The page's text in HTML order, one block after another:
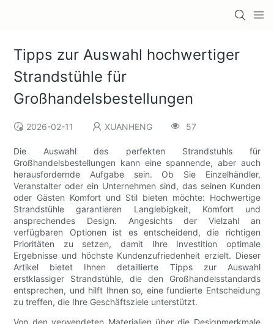
Tipps zur Auswahl hochwertiger
Strandstühle für
Großhandelsbestellungen
2026-02-11 XUANHENG 57
Die Auswahl des perfekten Strandstuhls für
Großhandelsbestellungen kann eine spannende, aber auch
herausfordernde Aufgabe sein. Ob Sie Einzelhändler,
Veranstalter oder ein Unternehmen sind, das seinen Kunden
oder Gästen Komfort und Stil bieten möchte: Hochwertige
Strandstühle garantieren Langlebigkeit, Komfort und
ansprechendes Design. Angesichts der Vielzahl an
verfügbaren Optionen ist es entscheidend, die richtigen
Prioritäten zu setzen, damit Ihre Investition optimale
Ergebnisse und höchste Kundenzufriedenheit erzielt. Dieser
Artikel bietet Ihnen detaillierte Tipps zur Auswahl
erstklassiger Strandstühle, die den Großhandelsstandards
entsprechen, und hilft Ihnen so, eine fundierte Entscheidung
zu treffen, die Ihre Geschäftsziele unterstützt.